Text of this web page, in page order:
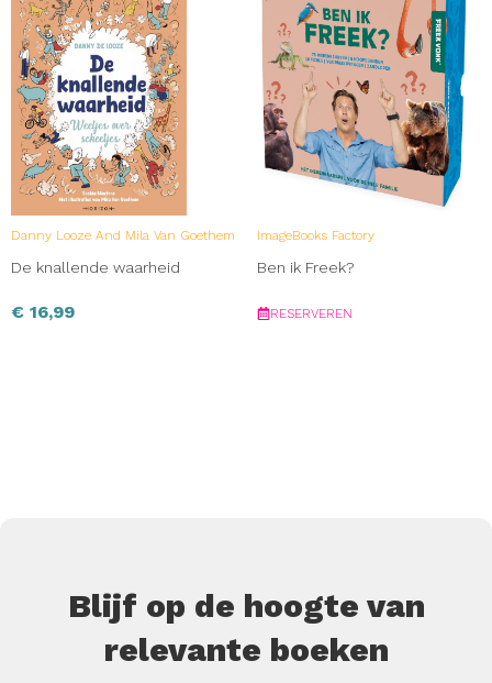
Danny Looze And Mila Van Goethem
De knallende waarheid
€ 16,99
ImageBooks Factory
Ben ik Freek?
RESERVEREN
Blijf op de hoogte van
relevante boeken